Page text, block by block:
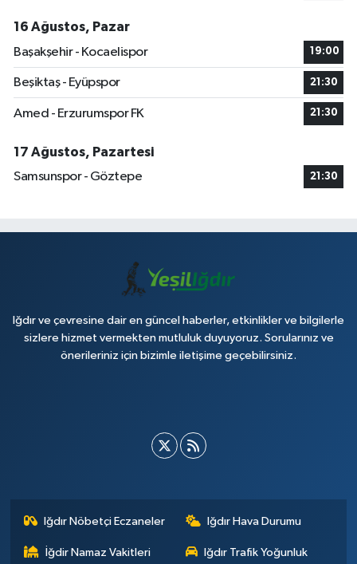
16 Ağustos, Pazar
Başakşehir - Kocaelispor
19:00
Beşiktaş - Eyüpspor 21:30
Amed - Erzurumspor FK 21:30
17 Ağustos, Pazartesi
Samsunspor - Göztepe
21:30
Iğdır ve çevresine dair en güncel haberler, etkinlikler ve bilgilerle
sizlere hizmet vermekten mutluluk duyuyoruz. Sorularınız ve
önerileriniz için bizimle iletişime geçebilirsiniz.
Iğdır Nöbetçi Eczaneler Iğdır Hava Durumu
İğdir Namaz Vakitleri Iğdır Trafik Yoğunluk